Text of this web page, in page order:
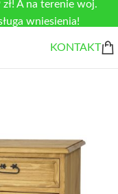
A na terenie woj.
wniesienia!
KONTAKT